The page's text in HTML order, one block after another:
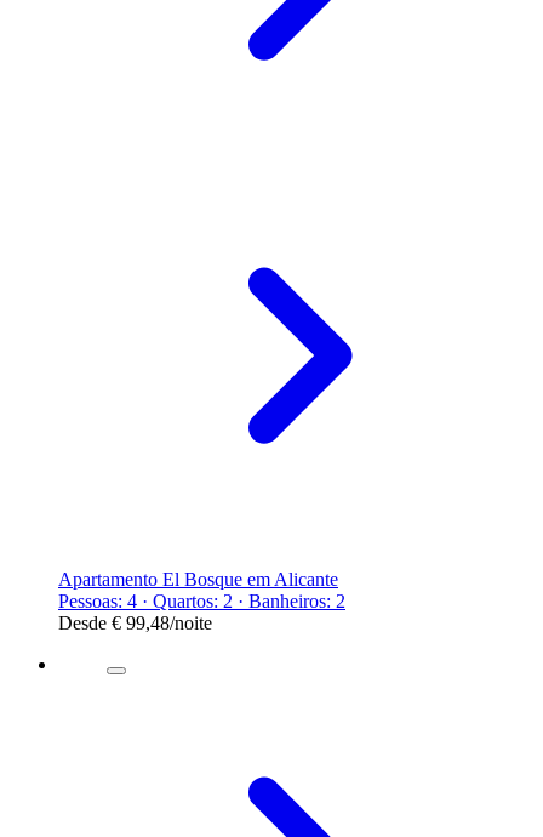
Apartamento El Bosque em Alicante
Pessoas: 4 · Quartos: 2 · Banheiros: 2
Desde € 99,48/noite